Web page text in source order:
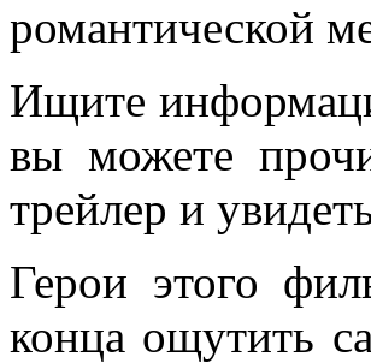
романтической
Ищите
вы можете
трейлер и
Герои этого
конца ощутить